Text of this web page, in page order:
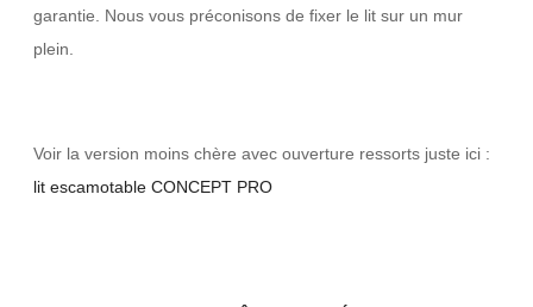
garantie. Nous vous préconisons de fixer le lit sur un mur
plein.
Voir la version moins chère avec ouverture ressorts juste ici :
lit escamotable CONCEPT PRO